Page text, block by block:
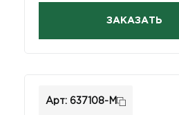
ЗАКАЗАТЬ
Арт: 637108-М